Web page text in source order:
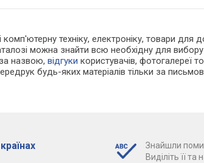
комп'ютерну техніку, електроніку, товари
можна знайти всю необхідну для
назвою,відгуки користувачів, фотогалереї
будь-яких матеріалів тільки за
Знайшли
Виділіть її та